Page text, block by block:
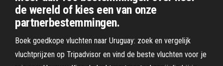
de wereld of kies een van onze
partnerbestemmingen.
Boek goedkope vluchten naar Uruguay: zoek en vergelijk
vluchtprijzen op Tripadvisor en vind de beste vluchten voor je